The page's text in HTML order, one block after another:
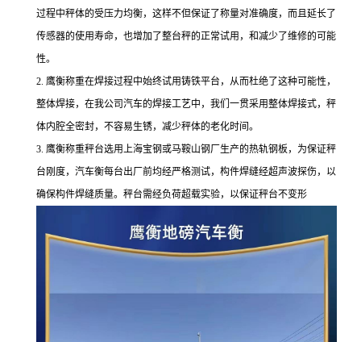
过程中秤体的受压力均衡，这样不但保证了称量对准确度，而且延长了
传感器的使用寿命，也增加了整台秤的正常试用，和减少了维修的可能
性。
2. 鹰衡称重在焊接过程中始终试用铸铁平台，从而杜绝了这种可能性，
整体焊接，在我公司汽车的焊接工艺中，我们一贯采用整体焊接式，秤
体内腔全密封，不容易生锈，减少秤体的老化时间。
3. 鹰衡称重秤台选用上海宝钢或马鞍山钢厂生产的热轨钢板，为保证秤
台刚度，汽车衡每台出厂前均经严格测试，构件焊缝经超声波探伤，以
确保构件焊缝质量。秤台需经负荷超载实验，以保证秤台不变形